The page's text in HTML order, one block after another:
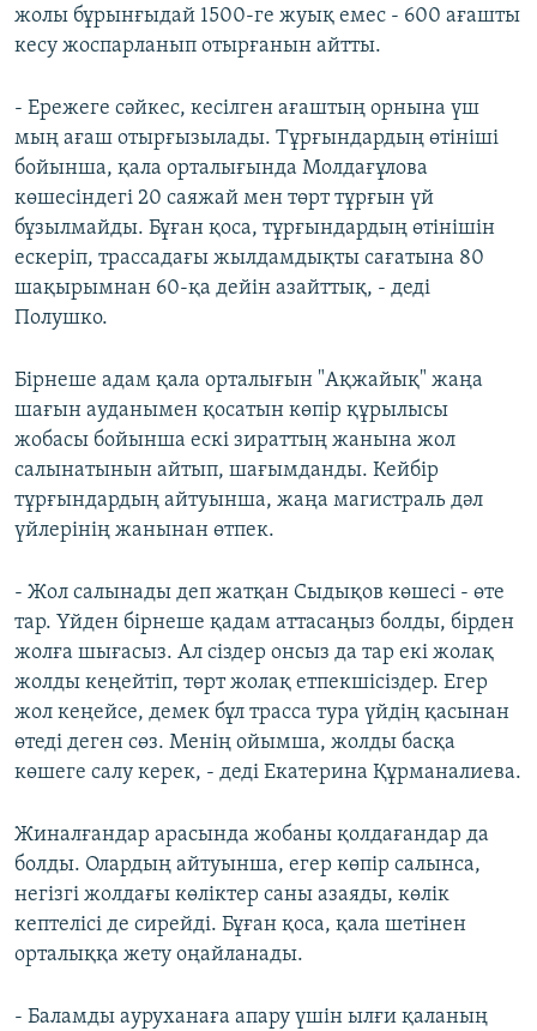
жолы бұрынғыдай 1500-ге жуық емес - 600 ағашты
кесу жоспарланып отырғанын айтты.
- Ережеге сәйкес, кесілген ағаштың орнына үш
мың ағаш отырғызылады. Тұрғындардың өтініші
бойынша, қала орталығында Молдағұлова
көшесіндегі 20 саяжай мен төрт тұрғын үй
бұзылмайды. Бұған қоса, тұрғындардың өтінішін
ескеріп, трассадағы жылдамдықты сағатына 80
шақырымнан 60-қа дейін азайттық, - деді
Полушко.
Бірнеше адам қала орталығын "Ақжайық" жаңа
шағын ауданымен қосатын көпір құрылысы
жобасы бойынша ескі зираттың жанына жол
салынатынын айтып, шағымданды. Кейбір
тұрғындардың айтуынша, жаңа магистраль дәл
үйлерінің жанынан өтпек.
- Жол салынады деп жатқан Сыдықов көшесі - өте
тар. Үйден бірнеше қадам аттасаңыз болды, бірден
жолға шығасыз. Ал сіздер онсыз да тар екі жолақ
жолды кеңейтіп, төрт жолақ етпекшісіздер. Егер
жол кеңейсе, демек бұл трасса тура үйдің қасынан
өтеді деген сөз. Менің ойымша, жолды басқа
көшеге салу керек, - деді Екатерина Құрманалиева.
Жиналғандар арасында жобаны қолдағандар да
болды. Олардың айтуынша, егер көпір салынса,
негізгі жолдағы көліктер саны азаяды, көлік
кептелісі де сирейді. Бұған қоса, қала шетінен
орталыққа жету оңайланады.
- Баламды ауруханаға апару үшін ылғи қаланың